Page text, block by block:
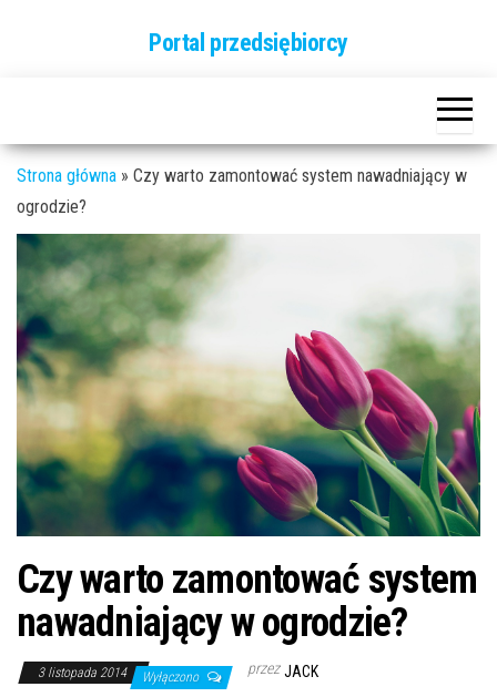
Portal przedsiębiorcy
Strona główna » Czy warto zamontować system nawadniający w
ogrodzie?
Czy warto zamontować system
nawadniający w ogrodzie?
3 listopada 2014 Wyłączono przez JACK